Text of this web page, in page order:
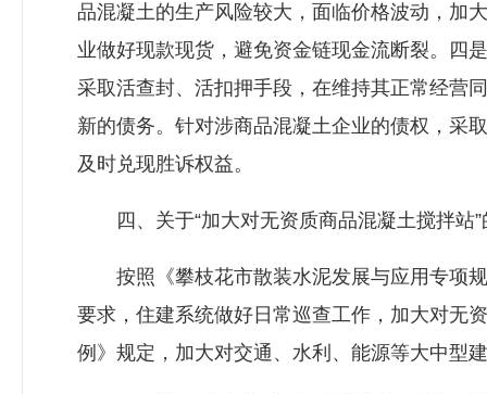
品混凝土的生产风险较大，面临价格波动，加
业做好现款现货，避免资金链现金流断裂。四
采取活查封、活扣押手段，在维持其正常经营
新的债务。针对涉商品混凝土企业的债权，采
及时兑现胜诉权益。
四、关于“加大对无资质商品混凝土搅拌站”
按照《攀枝花市散装水泥发展与应用专项规
要求，住建系统做好日常巡查工作，加大对无
例》规定，加大对交通、水利、能源等大中型